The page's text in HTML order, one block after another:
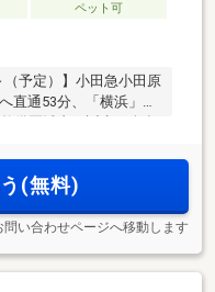
ペット可
（予定）】小田急小田原
直通53分、「横浜」駅
する北口エリア。
(無料)
問い合わせページへ移動します